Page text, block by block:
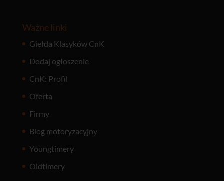
Ważne linki
Giełda Klasyków CnK
Dodaj ogłoszenie
CnK: Profil
Oferta
Firmy
Blog motoryzacyjny
Youngtimery
Oldtimery